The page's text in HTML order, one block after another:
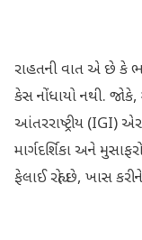
રાહતની વાત એ છે કે
કેસ નોંધાયો નથી. જોકે,
આંતરરાષ્ટ્રીય (IGI)
માર્ગદર્શિકા અને
ફેલાઈ રહ્યો છે, ખાસ